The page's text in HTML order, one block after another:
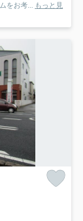
をお考... もっと見